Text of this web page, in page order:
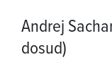
Andrej
dosud)